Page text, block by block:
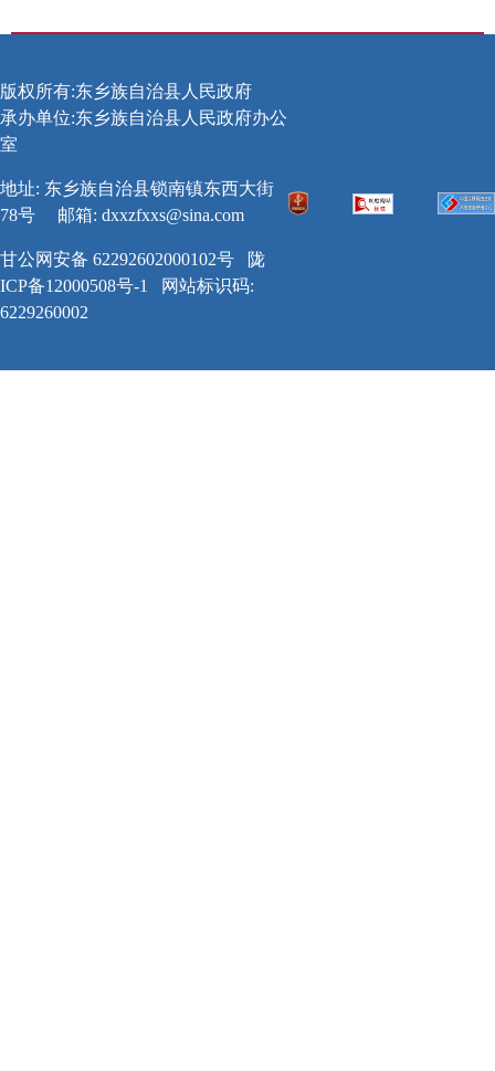
版权所有:东乡族自治县人民政府
承办单位:东乡族自治县人民政府办公
室
地址: 东乡族自治县锁南镇东西大街
78号
邮箱: dxxzfxxs@sina.com
甘公网安备 62292602000102号
陇
ICP备12000508号-1
网站标识码:
6229260002